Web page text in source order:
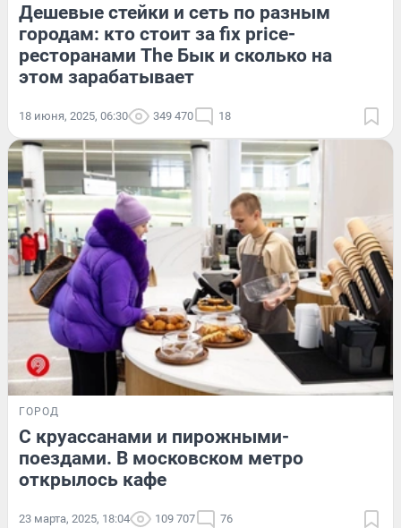
Дешевые стейки и сеть по разным
городам: кто стоит за fix price-
ресторанами The Бык и сколько на
этом зарабатывает
18 июня, 2025, 06:30 349 470 18
ГОРОД
С круассанами и пирожными-
поездами. В московском метро
открылось кафе
23 марта, 2025, 18:04 109 707 76